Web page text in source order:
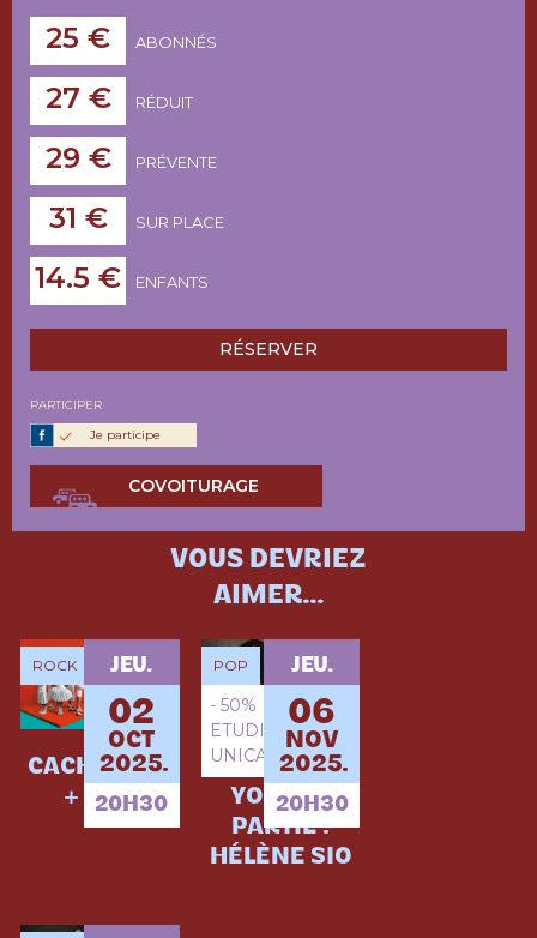
25 € ABONNÉS
27 € RÉDUIT
29 € PRÉVENTE
31 € SUR PLACE
14.5 € ENFANTS
RÉSERVER
PARTICIPER
Je participe
COVOITURAGE
VOUS DEVRIEZ
AIMER...
ROCK JEU.
02
OCT
2025.
20H30
CACHEMIRE
+ SUN
POP
- 50%
ETUDIANTS
UNICAEN
JEU.
06
NOV
2025.
20H30
[ANNULÉ]
YOA + 1E
PARTIE :
HÉLÈNE SIO